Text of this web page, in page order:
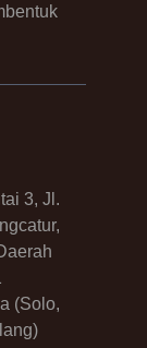
3, Jl.
(Solo,